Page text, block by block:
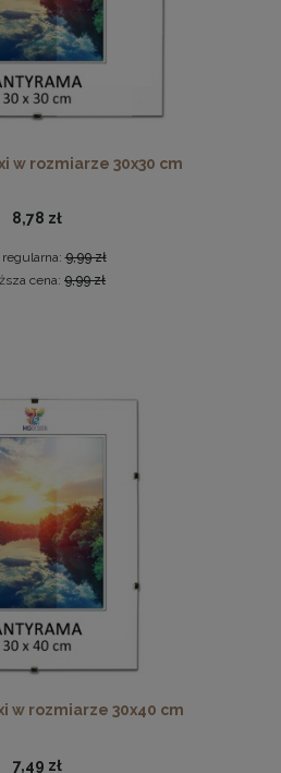
28,99 zł
KOSZYKA
rozmiarze 70x100 cm
16,49 zł
KOSZYKA
regularna:
cena:
DO KOSZYKA
w rozmiarze 30x30 cm
8,78 zł
regularna:9,99 zł
cena: 9,99 zł
w rozmiarze 30x40 cm
7,49 zł